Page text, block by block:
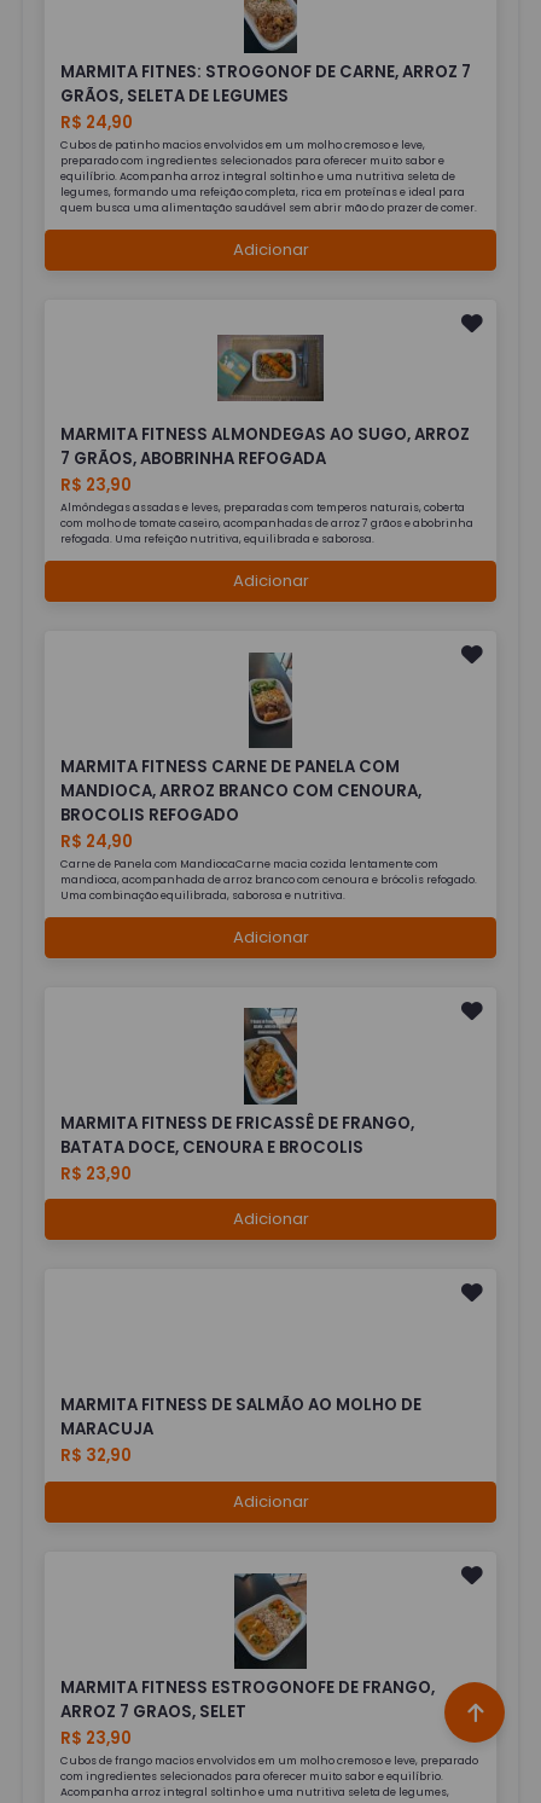
MARMITA FITNES: STROGONOF DE CARNE, ARROZ 7
GRÃOS, SELETA DE LEGUMES
R$ 24,90
Cubos de patinho macios envolvidos em um molho cremoso e leve,
preparado com ingredientes selecionados para oferecer muito sabor e
equilíbrio. Acompanha arroz integral soltinho e uma nutritiva seleta de
legumes, formando uma refeição completa, rica em proteínas e ideal para
quem busca uma alimentação saudável sem abrir mão do prazer de comer.
Adicionar
MARMITA FITNESS ALMONDEGAS AO SUGO, ARROZ
7 GRÃOS, ABOBRINHA REFOGADA
R$ 23,90
Almôndegas assadas e leves, preparadas com temperos naturais, coberta
com molho de tomate caseiro, acompanhadas de arroz 7 grãos e abobrinha
refogada. Uma refeição nutritiva, equilibrada e saborosa.
Adicionar
MARMITA FITNESS CARNE DE PANELA COM
MANDIOCA, ARROZ BRANCO COM CENOURA,
BROCOLIS REFOGADO
R$ 24,90
Carne de Panela com MandiocaCarne macia cozida lentamente com
mandioca, acompanhada de arroz branco com cenoura e brócolis refogado.
Uma combinação equilibrada, saborosa e nutritiva.
Adicionar
MARMITA FITNESS DE FRICASSÊ DE FRANGO,
BATATA DOCE, CENOURA E BROCOLIS
R$ 23,90
Adicionar
MARMITA FITNESS DE SALMÃO AO MOLHO DE
MARACUJA
R$ 32,90
Adicionar
MARMITA FITNESS ESTROGONOFE DE FRANGO,
ARROZ 7 GRAOS, SELET
R$ 23,90
Cubos de frango macios envolvidos em um molho cremoso e leve, preparado
com ingredientes selecionados para oferecer muito sabor e equilíbrio.
Acompanha arroz integral soltinho e uma nutritiva seleta de legumes,